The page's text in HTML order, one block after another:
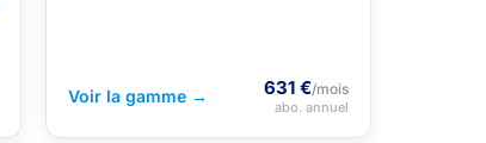
Voir la gamme → 631 €/mois
abo. annuel